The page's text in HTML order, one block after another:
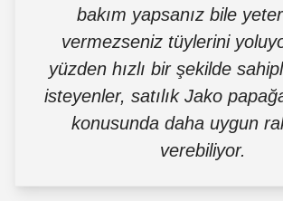
bakım yapsanız bile
vermezseniz tüylerini
yüzden hızlı bir şekilde
isteyenler, satılık Jako
konusunda daha uygun
verebiliyor.